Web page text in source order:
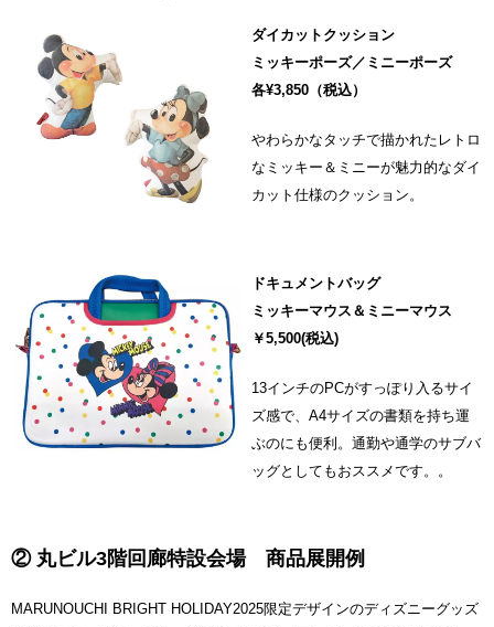
ダイカットクッション
ミッキーポーズ／ミニーポーズ
各¥3,850（税込）
やわらかなタッチで描かれたレトロ
なミッキー＆ミニーが魅力的なダイ
カット仕様のクッション。
ドキュメントバッグ
ミッキーマウス＆ミニーマウス
￥5,500(税込)
13インチのPCがすっぽり入るサイ
ズ感で、A4サイズの書類を持ち運
ぶのにも便利。通勤や通学のサブバ
ッグとしてもおススメです。。
② 丸ビル3階回廊特設会場 商品展開例
MARUNOUCHI BRIGHT HOLIDAY2025限定デザインのディズニーグッズ